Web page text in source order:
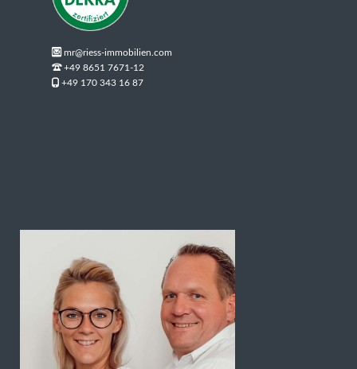
mr@riess-immobilien.com
+49 8651 7671-12
+49 170 343 16 87